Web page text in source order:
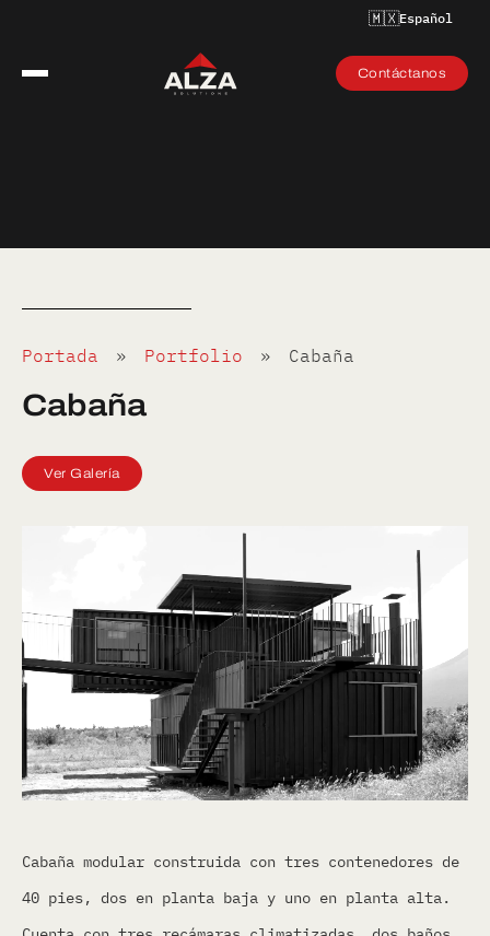
🇲🇽Español
Contáctanos
Portada » Portfolio » Cabaña
Cabaña
Ver Galería
Cabaña modular construida con tres contenedores de
40 pies, dos en planta baja y uno en planta alta.